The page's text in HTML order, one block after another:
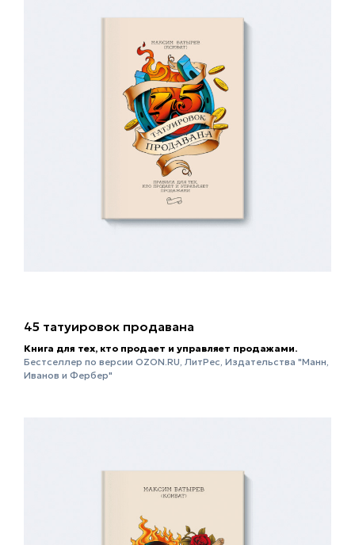
45 татуировок продавана
Книга для тех, кто продает и управляет продажами.
Бестселлер по версии OZON.RU, ЛитРес, Издательства "Манн,
Иванов и Фербер"